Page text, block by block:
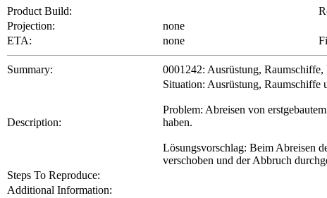
Product Build:
Projection:
none
ETA:
none
Summary: 0001242: Ausrüstung, Raumschiffe,
Description:
Situation: Ausrüstung, Raumschiffe
Problem: Abreisen von
haben.
Lösungsvorschlag: Beim Abreisen
verschoben und der Abbruch
Steps To Reproduce:
Additional Information: